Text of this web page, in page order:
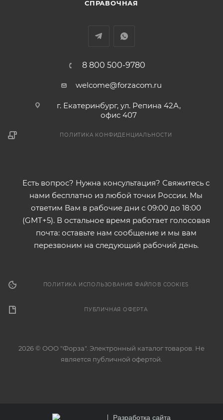
СПРАВОЧНАЯ
8 800 500-9780
welcome@forzacom.ru
г. Екатеринбург, ул. Репина 42А,
офис 407
ПОЛИТИКА КОНФИДЕНЦИАЛЬНОСТИ
Есть вопрос? Нужна консультация? Свяжитесь с
нами бесплатно из любой точки России. Мы
ответим Вам в рабочие дни с 09:00 до 18:00
(GMT+5). В остальное время работает голосовая
почта: оставьте нам сообщение и мы вам
перезвоним на следующий рабочий день.
ПОЛИТИКА ИСПОЛЬЗОВАНИЯ ФАЙЛОВ COOKIES
ПУБЛИЧНАЯ ОФЕРТА
2026 © ООО "Форза". Электронный каталог товаров. Не
является публичной офертой.
Разработка сайта